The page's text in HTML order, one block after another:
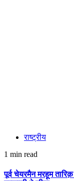
राष्ट्रीय
1 min read
पूर्व चेयरमैन मरहूम